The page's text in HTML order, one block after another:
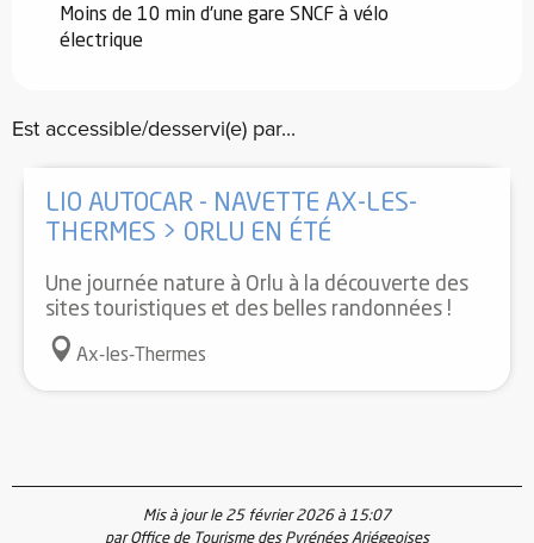
Moins de 10 min d'une gare SNCF à vélo
électrique
Est accessible/desservi(e) par...
LIO AUTOCAR - NAVETTE AX-LES-
THERMES > ORLU EN ÉTÉ
Une journée nature à Orlu à la découverte des
sites touristiques et des belles randonnées !
Ax-les-Thermes
Mis à jour le 25 février 2026 à 15:07
par Office de Tourisme des Pyrénées Ariégeoises